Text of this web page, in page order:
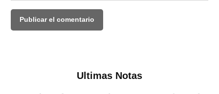
Ultimas Notas